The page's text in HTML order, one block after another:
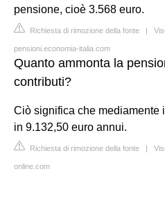
pensione, cioè 3.568 euro.
Richiesta di rimozione della fonte |
pensioni.economia-italia.com
Quanto ammonta la
contributi?
Ciò significa che mediamente
in 9.132,50 euro annui.
Richiesta di rimozione della fonte |
online.com